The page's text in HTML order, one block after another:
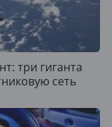
три гиганта
сеть